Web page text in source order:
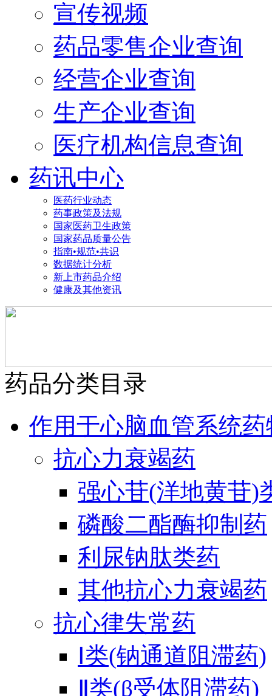
宣传视频
药品零售企业查询
经营企业查询
生产企业查询
医疗机构信息查询
药讯中心
医药行业动态
药事政策及法规
国家医药卫生政策
国家药品质量公告
指南•规范•共识
数据统计分析
新上市药品介绍
健康及其他资讯
药品分类目录
作用于心脑血管系统药
抗心力衰竭药
强心苷(洋地黄苷)
磷酸二酯酶抑制药
利尿钠肽类药
其他抗心力衰竭药
抗心律失常药
Ⅰ类(钠通道阻滞药)
Ⅱ类(β受体阻滞药)